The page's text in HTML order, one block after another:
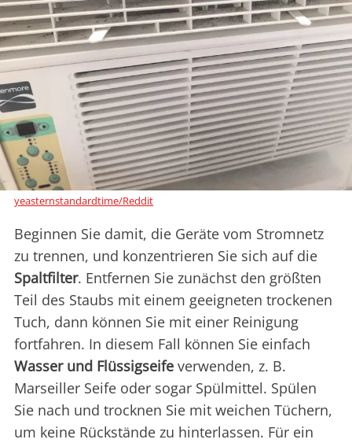
yeasternstandardtime/Reddit
Beginnen Sie damit, die Geräte vom Stromnetz
zu trennen, und konzentrieren Sie sich auf die
Spaltfilter. Entfernen Sie zunächst den größten
Teil des Staubs mit einem geeigneten trockenen
Tuch, dann können Sie mit einer Reinigung
fortfahren. In diesem Fall können Sie einfach
Wasser und Flüssigseife verwenden, z. B.
Marseiller Seife oder sogar Spülmittel. Spülen
Sie nach und trocknen Sie mit weichen Tüchern,
um keine Rückstände zu hinterlassen. Für ein